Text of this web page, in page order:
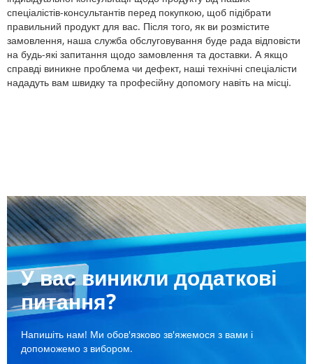
спеціалістів-консультантів перед покупкою, щоб підібрати
правильний продукт для вас. Після того, як ви розмістите
замовлення, наша служба обслуговування буде рада відповісти
на будь-які запитання щодо замовлення та доставки. А якщо
справді виникне проблема чи дефект, наші технічні спеціалісти
нададуть вам швидку та професійну допомогу навіть на місці.
У вас виникли додаткові
питання?
Напишіть нам! Ми обов'язково зв'яжемося з вами і
допоможемо з вибором.